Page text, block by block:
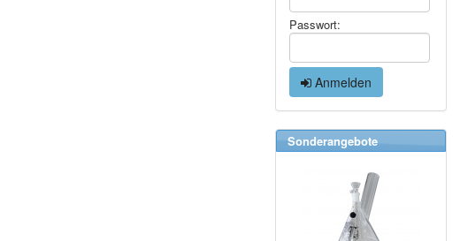
Passwort:
Anmelden
Sonderangebote